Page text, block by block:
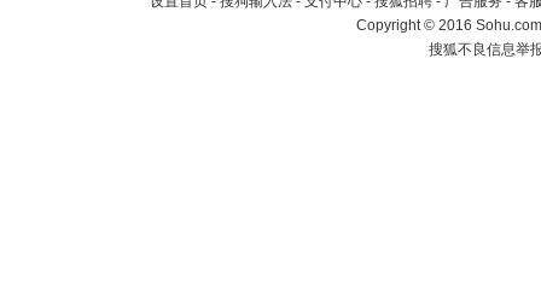
Copyright©2016
搜狐不良信息举